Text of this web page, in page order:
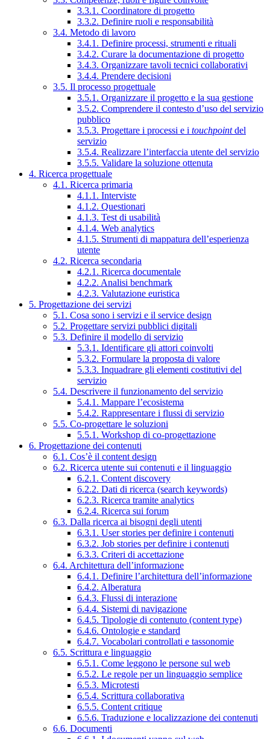
3.3.1. Coordinatore di progetto
3.3.2. Definire ruoli e responsabilità
3.4. Metodo di lavoro
3.4.1. Definire processi, strumenti e rituali
3.4.2. Curare la documentazione di progetto
3.4.3. Organizzare tavoli tecnici collaborativi
3.4.4. Prendere decisioni
3.5. Il processo progettuale
3.5.1. Organizzare il progetto e la sua gestione
3.5.2. Comprendere il contesto d’uso del servizio
pubblico
3.5.3. Progettare i processi e i touchpointdel
servizio
3.5.4. Realizzare l’interfaccia utente del servizio
3.5.5. Validare la soluzione ottenuta
4. Ricerca progettuale
4.1. Ricerca primaria
4.1.1. Interviste
4.1.2. Questionari
4.1.3. Test di usabilità
4.1.4. Web analytics
4.1.5. Strumenti di mappatura dell’esperienza
utente
4.2. Ricerca secondaria
4.2.1. Ricerca documentale
4.2.2. Analisi benchmark
4.2.3. Valutazione euristica
5. Progettazione dei servizi
5.1. Cosa sono i servizi e il service design
5.2. Progettare servizi pubblici digitali
5.3. Definire il modello di servizio
5.3.1. Identificare gli attori coinvolti
5.3.2. Formulare la proposta di valore
5.3.3. Inquadrare gli elementi costitutivi del
servizio
5.4. Descrivere il funzionamento del servizio
5.4.1. Mappare l’ecosistema
5.4.2. Rappresentare i flussi di servizio
5.5. Co-progettare le soluzioni
5.5.1. Workshop di co-progettazione
6. Progettazione dei contenuti
6.1. Cos’è il content design
6.2. Ricerca utente sui contenuti e il linguaggio
6.2.1. Content discovery
6.2.2. Dati di ricerca (search keywords)
6.2.3. Ricerca tramite analytics
6.2.4. Ricerca sui forum
6.3. Dalla ricerca ai bisogni degli utenti
6.3.1. User stories per definire i contenuti
6.3.2. Job stories per definire i contenuti
6.3.3. Criteri di accettazione
6.4. Architettura dell’informazione
6.4.1. Definire l’architettura dell’informazione
6.4.2. Alberatura
6.4.3. Flussi di interazione
6.4.4. Sistemi di navigazione
6.4.5. Tipologie di contenuto (content type)
6.4.6. Ontologie e standard
6.4.7. Vocabolari controllati e tassonomie
6.5. Scrittura e linguaggio
6.5.1. Come leggono le persone sul web
6.5.2. Le regole per un linguaggio semplice
6.5.3. Microtesti
6.5.4. Scrittura collaborativa
6.5.5. Content critique
6.5.6. Traduzione e localizzazione dei contenuti
6.6. Documenti